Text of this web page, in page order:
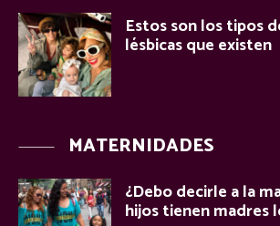
Estos son los tipos
lésbicas que existen
MATERNIDADES
¿Debo decirle a la
hijos tienen madres